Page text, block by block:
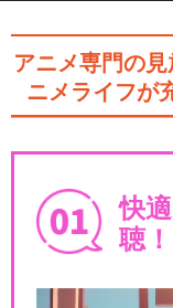
アニメ専門の見
ニメライフが
快
聴！